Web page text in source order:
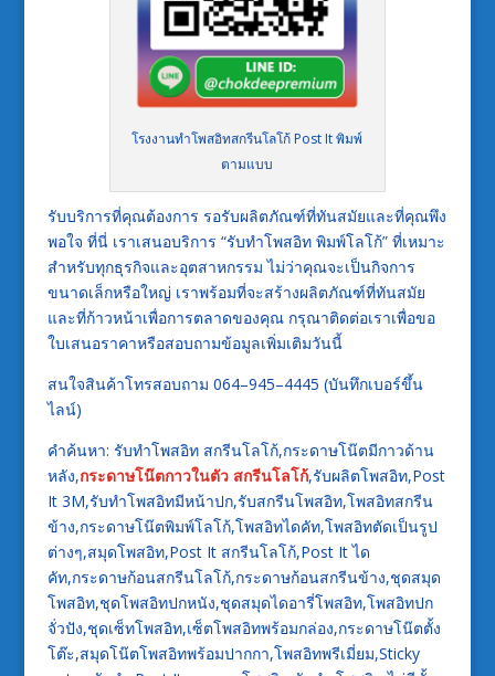
โรงงานทำโพสอิทสกรีนโลโก้ Post It พิมพ์
ตามแบบ
รับบริการที่คุณต้องการ รอรับผลิตภัณฑ์ที่ทันสมัยและที่คุณพึง
พอใจ ที่นี่ เราเสนอบริการ “รับทำโพสอิท พิมพ์โลโก้” ที่เหมาะ
สำหรับทุกธุรกิจและอุตสาหกรรม ไม่ว่าคุณจะเป็นกิจการ
ขนาดเล็กหรือใหญ่ เราพร้อมที่จะสร้างผลิตภัณฑ์ที่ทันสมัย
และที่ก้าวหน้าเพื่อการตลาดของคุณ กรุณาติดต่อเราเพื่อขอ
ใบเสนอราคาหรือสอบถามข้อมูลเพิ่มเติมวันนี้
สนใจสินค้าโทรสอบถาม 064–945–4445 (บันทึกเบอร์ขึ้น
ไลน์)
คำค้นหา: รับทำโพสอิท สกรีนโลโก้,กระดาษโน๊ตมีกาวด้าน
หลัง,กระดาษโน๊ตกาวในตัว สกรีนโลโก้,รับผลิตโพสอิท,Post
It 3M,รับทำโพสอิทมีหน้าปก,รับสกรีนโพสอิท,โพสอิทสกรีน
ข้าง,กระดาษโน๊ตพิมพ์โลโก้,โพสอิทไดคัท,โพสอิทตัดเป็นรูป
ต่างๆ,สมุดโพสอิท,Post It สกรีนโลโก้,Post It ได
คัท,กระดาษก้อนสกรีนโลโก้,กระดาษก้อนสกรีนข้าง,ชุดสมุด
โพสอิท,ชุดโพสอิทปกหนัง,ชุดสมุดไดอารี่โพสอิท,โพสอิทปก
จั่วปัง,ชุดเซ็ทโพสอิท,เซ็ตโพสอิทพร้อมกล่อง,กระดาษโน๊ตตั้ง
โต๊ะ,สมุดโน๊ตโพสอิทพร้อมปากกา,โพสอิทพรีเมี่ยม,Sticky